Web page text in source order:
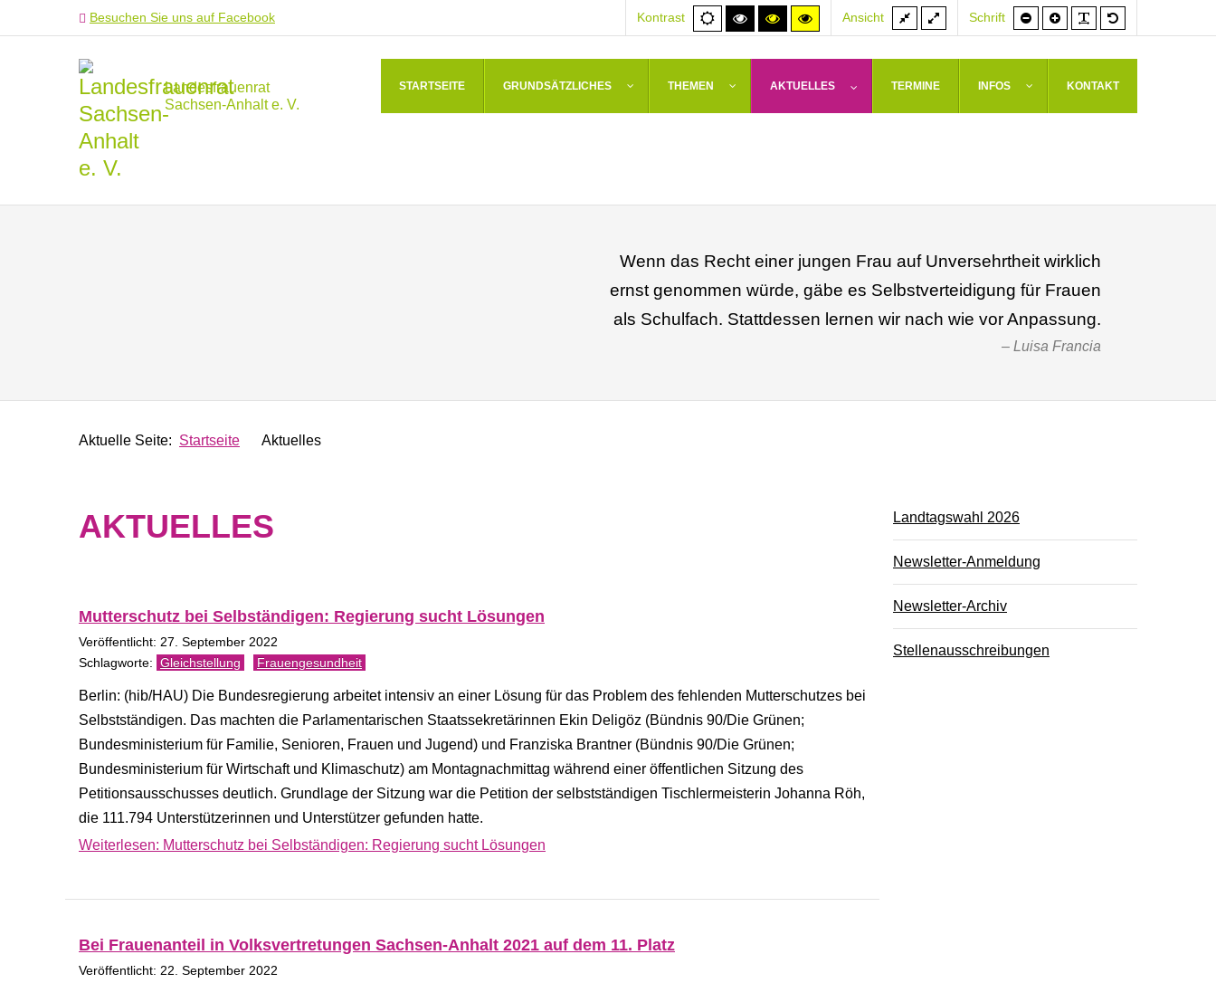
Besuchen Sie uns auf Facebook Kontrast
Normale
Ansicht
Hoher
Kontrast
Hoher
Kontrast
Hoher
Kontrast
Ansicht
Feste
Breite
Volle
Breite
Schrift
Schrift
kleiner
Schrift
größer
Landesfrauenrat
Sachsen-Anhalt e. V.
STARTSEITE GRUNDSÄTZLICHES THEMEN AKTUELLES TERMINE INFOS KONTAKT
Wenn das Recht einer jungen Frau auf Unversehrtheit wirklich
ernst genommen würde, gäbe es Selbstverteidigung für Frauen
als Schulfach. Stattdessen lernen wir nach wie vor Anpassung.
Luisa Francia
Aktuelle Seite: Startseite Aktuelles
AKTUELLES
Mutterschutz bei Selbständigen: Regierung sucht Lösungen
Veröffentlicht: 27. September 2022
Gleichstellung Frauengesundheit
Berlin: (hib/HAU) Die Bundesregierung arbeitet intensiv an einer Lösung für das Problem des fehlenden Mutterschutzes bei
Selbstständigen. Das machten die Parlamentarischen Staatssekretärinnen Ekin Deligöz (Bündnis 90/Die Grünen;
Bundesministerium für Familie, Senioren, Frauen und Jugend) und Franziska Brantner (Bündnis 90/Die Grünen;
Bundesministerium für Wirtschaft und Klimaschutz) am Montagnachmittag während einer öffentlichen Sitzung des
Petitionsausschusses deutlich. Grundlage der Sitzung war die Petition der selbstständigen Tischlermeisterin Johanna Röh,
die 111.794 Unterstützerinnen und Unterstützer gefunden hatte.
Weiterlesen: Mutterschutz bei Selbständigen: Regierung sucht Lösungen
Bei Frauenanteil in Volksvertretungen Sachsen-Anhalt 2021 auf dem 11. Platz
Veröffentlicht: 22. September 2022
Landtagswahl 2026
Newsletter-Anmeldung
Newsletter-Archiv
Stellenausschreibungen